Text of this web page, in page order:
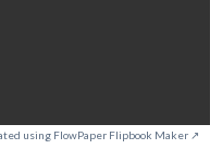
using FlowPaper Flipbook Maker ↗